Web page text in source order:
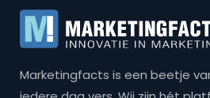
Marketingfacts is een beetje